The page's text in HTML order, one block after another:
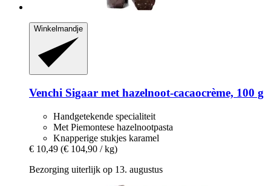
Winkelmandje
Venchi Sigaar met hazelnoot-​cacaocrème, 100 g
Handgetekende specialiteit
Met Piemontese hazelnootpasta
Knapperige stukjes karamel
€ 10,49 (€ 104,90 / kg)
Bezorging uiterlijk op 13. augustus